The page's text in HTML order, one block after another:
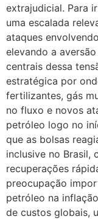
extrajudicial. Para
uma escalada
ataques
elevando a
centrais dessa
estratégica por
fertilizantes, gás
no fluxo e novos
petróleo logo no
que as bolsas
inclusive no Brasil,
recuperações
preocupação
petróleo na
de custos globais,